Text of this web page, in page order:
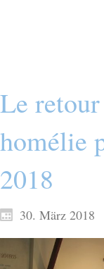
Le retour
homélie
2018
30. März 2018